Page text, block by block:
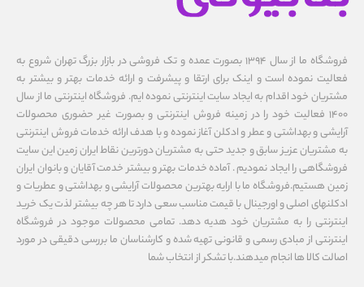
فروشگاه ما از سال ۱۳۹۴ بصورت عمده و تک فروشی در بازار بزرگ تهران شروع به
فعالیت نموده است و اینک برای ارتقا و پیشرفت و ارائه خدمات بهتر و بیشتر به
مشتریان خود اقدام به ایجاد سایت اینترنتی نموده ایم. فروشگاه اینترنتی ما از سال
1400 فعالیت خود را در زمینه فروش اینترنتی و بصورت غیر حضوری محصولات
آرایشی و بهداشتی و عطر و ادکلن آغاز نموده و با هدف ارائه خدمات فروش اینترنتی
به مشتریان عزیز سابق و جدید حتی به مشتریان دورترین نقاط ایران زمین این سایت
فروشگاهی را ایجاد نمودیم . آماده خدمات بهتر و بیشتر خدمت آقایان و بانوان ایران
زمین هستیم.فروشگاه ما با ارایه بهترین محصولات آرایشی و بهداشتی و عطریات و
ادکلنهای اصلی و اورجینال با قیمت مناسب سعی دارد تا هر چه بیشتر لذت یک خرید
اینترنتی را به مشتریان خود هدیه دهد. تمامی محصولات موجود در فروشگاه
اینترنتی از مبادی رسمی و قانونی تهیه شده و کارشناسان ما بررسی دقیقی در مورد
اصالت کالا ها انجام میدهند.با تشکر از انتخاب شما